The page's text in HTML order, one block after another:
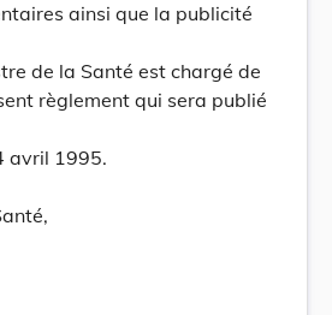
ainsi que la publicité
de la Santé est chargé de
règlement qui sera publié
avril 1995.